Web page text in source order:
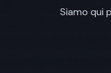
Siamo qui